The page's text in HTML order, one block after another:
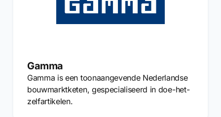
Gamma
Gamma is een toonaangevende Nederlandse
bouwmarktketen, gespecialiseerd in doe-het-
zelfartikelen.